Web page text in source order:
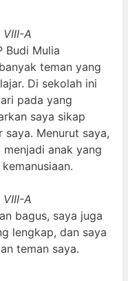
VIII-A
Budi Mulia
teman yang
Di sekolah ini
pada yang
saya sikap
Menurut saya,
anak yang
VIII-A
bagus, saya juga
lengkap, dan saya
teman saya.